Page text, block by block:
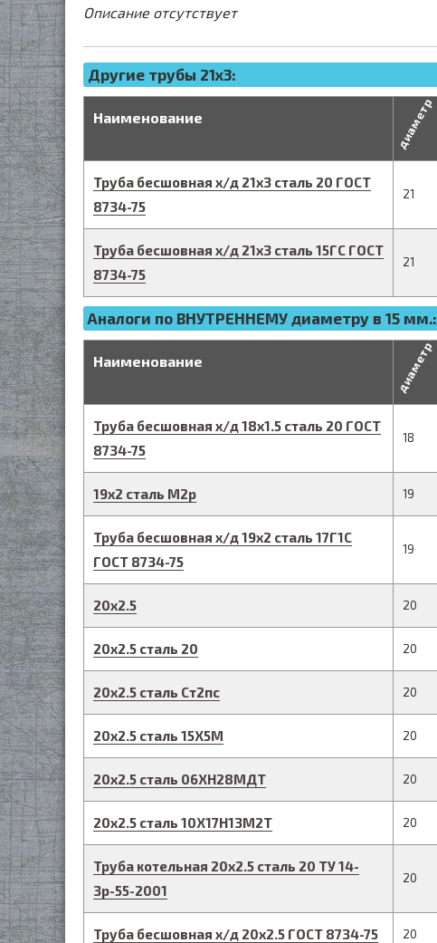
Описание отсутствует
Другие трубы 21x3:
Наименование диаметр
Труба бесшовная х/д 21х3 сталь 20 ГОСТ
8734-75
21
Труба бесшовная х/д 21х3 сталь 15ГС ГОСТ
8734-75
21
Аналоги по ВНУТРЕННЕМУ диаметру в 15 мм.:
Наименование диаметр
Труба бесшовная х/д18х1.5 сталь 20 ГОСТ
8734-75
18
19х2 сталь М2р 19
Труба бесшовная х/д19х2 сталь 17Г1С
ГОСТ 8734-75
19
20х2.5 20
20х2.5 сталь 20 20
20х2.5 сталь Ст2пс 20
20х2.5 сталь 15Х5М 20
20х2.5 сталь 06ХН28МДТ 20
20х2.5 сталь 10Х17Н13М2Т 20
Труба котельная 20х2.5 сталь 20 ТУ 14-
3р-55-2001
20
Труба бесшовная х/д 20х2.5 ГОСТ 8734-75 20